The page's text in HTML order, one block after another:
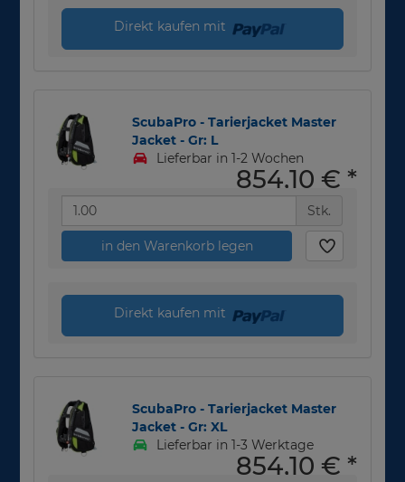
Direkt kaufen mit
ScubaPro - Tarierjacket Master
Jacket - Gr: L
Lieferbar in 1-2 Wochen
854,10 € *
Stk.
in den Warenkorb legen
Direkt kaufen mit
ScubaPro - Tarierjacket Master
Jacket - Gr: XL
Lieferbar in 1-3 Werktage
854,10 € *